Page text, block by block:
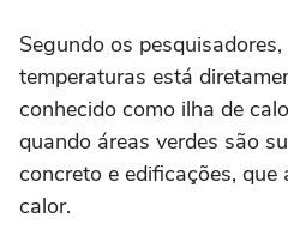
Segundo os
temperaturas está
conhecido como ilha de
quando áreas verdes são
concreto e edificações, que
calor.